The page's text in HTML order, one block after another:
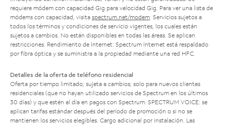
requiere módem con capacidad Gig para velocidad Gig. Para ver una lista de
módems con capacidad, visita spectrum.net/modem. Servicios sujetos a
todos los términos y condiciones de servicio vigentes, los cuales están
sujetos a cambios. No están disponibles en todas las áreas. Se aplican
restricciones. Rendimiento de Internet: Spectrum Internet está respaldado
por fibra óptica y se suministra a la propiedad mediante una red HFC.
Detalles de la oferta de teléfono residencial
Oferta por tiempo limitado; sujeta a cambios; solo para nuevos clientes
residenciales (que no hayan utilizado servicios de Spectrum en los últimos
30 días) y que estén al día en pagos con Spectrum. SPECTRUM VOICE: se
aplican tarifas estándar después del período de promoción o si no se
mantienen los servicios elegibles. Cargo adicional por instalación. Las